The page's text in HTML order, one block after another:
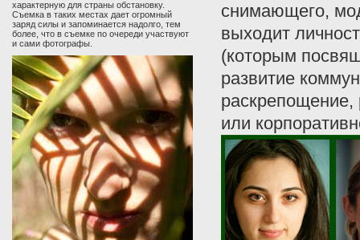
характерную для страны обстановку.
Съемка в таких местах дает огромный
заряд силы и запоминается надолго, тем
более, что в съемке по очереди участвуют
и сами фотографы.
снимающего,
выходит
(которым
развитие
или